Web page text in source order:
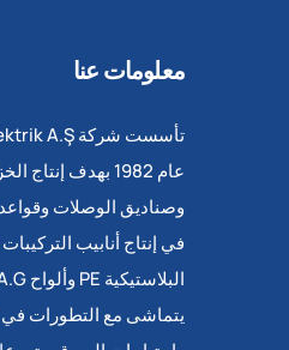
معلومات عنا
عام 1982 بهدف
وصناديق الوصلات
في إنتاج أنابيب التركيبات
يتماشى مع التطورات في